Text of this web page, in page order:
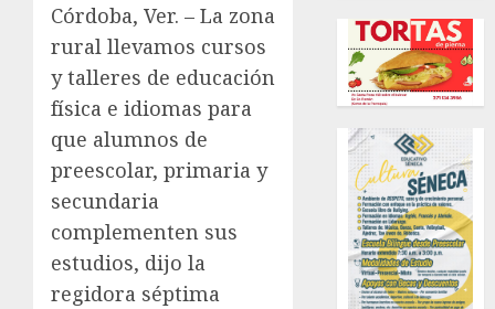
Córdoba, Ver. – La zona
rural llevamos cursos
y talleres de educación
física e idiomas para
que alumnos de
preescolar, primaria y
secundaria
complementen sus
estudios, dijo la
regidora séptima